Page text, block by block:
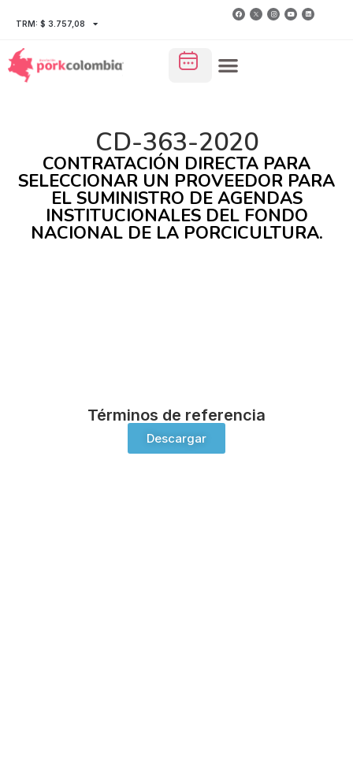
TRM: $ 3.757,08
CD-363-2020
CONTRATACIÓN DIRECTA PARA
SELECCIONAR UN PROVEEDOR PARA
EL SUMINISTRO DE AGENDAS
INSTITUCIONALES DEL FONDO
NACIONAL DE LA PORCICULTURA.
Términos de referencia
Descargar